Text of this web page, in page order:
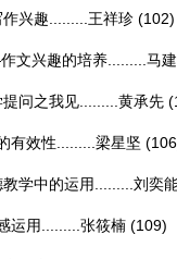
兴趣......... 王祥珍 (102)
文兴趣的培养......... 马
问之我见......... 黄承先
有效性......... 梁星坚
学中的运用......... 刘奕
运用......... 张筱楠 (109)